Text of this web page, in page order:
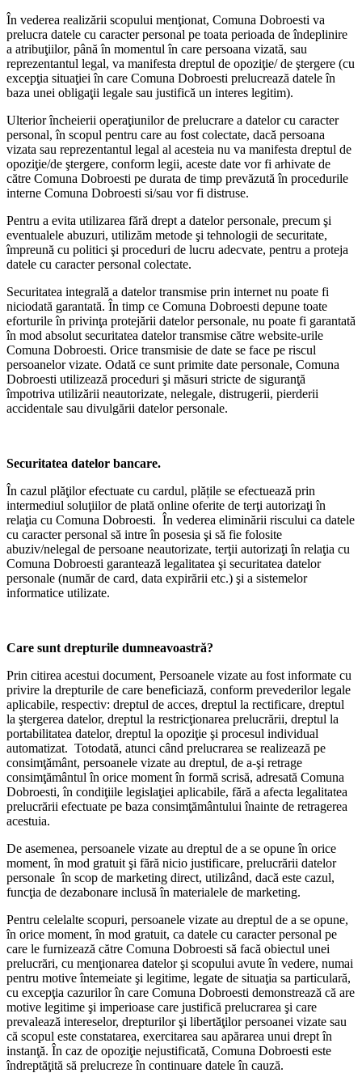
În vederea realizării scopului menţionat, Comuna Dobroesti va
prelucra datele cu caracter personal pe toata perioada de îndeplinire
a atribuţiilor, până în momentul în care persoana vizată, sau
reprezentantul legal, va manifesta dreptul de opoziţie/ de ştergere (cu
excepţia situaţiei în care Comuna Dobroesti prelucrează datele în
baza unei obligaţii legale sau justifică un interes legitim).
Ulterior încheierii operaţiunilor de prelucrare a datelor cu caracter
personal, în scopul pentru care au fost colectate, dacă persoana
vizata sau reprezentantul legal al acesteia nu va manifesta dreptul de
opoziţie/de ştergere, conform legii, aceste date vor fi arhivate de
către Comuna Dobroesti pe durata de timp prevăzută în procedurile
interne Comuna Dobroesti si/sau vor fi distruse.
Pentru a evita utilizarea fără drept a datelor personale, precum şi
eventualele abuzuri, utilizăm metode şi tehnologii de securitate,
împreună cu politici şi proceduri de lucru adecvate, pentru a proteja
datele cu caracter personal colectate.
Securitatea integrală a datelor transmise prin internet nu poate fi
niciodată garantată. În timp ce Comuna Dobroesti depune toate
eforturile în privinţa protejării datelor personale, nu poate fi garantată
în mod absolut securitatea datelor transmise către website-urile
Comuna Dobroesti. Orice transmisie de date se face pe riscul
persoanelor vizate. Odată ce sunt primite date personale, Comuna
Dobroesti utilizează proceduri şi măsuri stricte de siguranţă
împotriva utilizării neautorizate, nelegale, distrugerii, pierderii
accidentale sau divulgării datelor personale.
Securitatea datelor bancare.
În cazul plăţilor efectuate cu cardul, plățile se efectuează prin
intermediul soluţiilor de plată online oferite de terţi autorizaţi în
relaţia cu Comuna Dobroesti. În vederea eliminării riscului ca datele
cu caracter personal să intre în posesia şi să fie folosite
abuziv/nelegal de persoane neautorizate, terţii autorizaţi în relaţia cu
Comuna Dobroesti garantează legalitatea şi securitatea datelor
personale (număr de card, data expirării etc.) şi a sistemelor
informatice utilizate.
Care sunt drepturile dumneavoastră?
Prin citirea acestui document, Persoanele vizate au fost informate cu
privire la drepturile de care beneficiază, conform prevederilor legale
aplicabile, respectiv: dreptul de acces, dreptul la rectificare, dreptul
la ştergerea datelor, dreptul la restricţionarea prelucrării, dreptul la
portabilitatea datelor, dreptul la opoziţie şi procesul individual
automatizat. Totodată, atunci când prelucrarea se realizează pe
consimţământ, persoanele vizate au dreptul, de a-şi retrage
consimţământul în orice moment în formă scrisă, adresată Comuna
Dobroesti, în condiţiile legislaţiei aplicabile, fără a afecta legalitatea
prelucrării efectuate pe baza consimţământului înainte de retragerea
acestuia.
De asemenea, persoanele vizate au dreptul de a se opune în orice
moment, în mod gratuit şi fără nicio justificare, prelucrării datelor
personale în scop de marketing direct, utilizând, dacă este cazul,
funcţia de dezabonare inclusă în materialele de marketing.
Pentru celelalte scopuri, persoanele vizate au dreptul de a se opune,
în orice moment, în mod gratuit, ca datele cu caracter personal pe
care le furnizează către Comuna Dobroesti să facă obiectul unei
prelucrări, cu menţionarea datelor şi scopului avute în vedere, numai
pentru motive întemeiate şi legitime, legate de situaţia sa particulară,
cu excepţia cazurilor în care Comuna Dobroesti demonstrează că are
motive legitime şi imperioase care justifică prelucrarea şi care
prevalează intereselor, drepturilor şi libertăţilor persoanei vizate sau
că scopul este constatarea, exercitarea sau apărarea unui drept în
instanţă. În caz de opoziţie nejustificată, Comuna Dobroesti este
îndreptăţită să prelucreze în continuare datele în cauză.